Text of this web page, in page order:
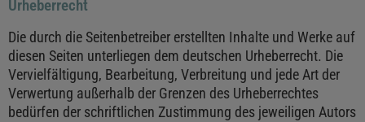
Urheberrecht
Die durch die Seitenbetreiber erstellten Inhalte und Werke auf
diesen Seiten unterliegen dem deutschen Urheberrecht. Die
Vervielfältigung, Bearbeitung, Verbreitung und jede Art der
Verwertung außerhalb der Grenzen des Urheberrechtes
bedürfen der schriftlichen Zustimmung des jeweiligen Autors